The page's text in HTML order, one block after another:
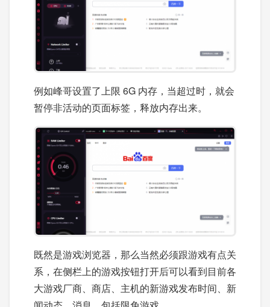
例如峰哥设置了上限 6G 内存，当超过时，就会
暂停非活动的页面标签，释放内存出来。
既然是游戏浏览器，那么当然必须跟游戏有点关
系，在侧栏上的游戏按钮打开后可以看到目前各
大游戏厂商、商店、主机的新游戏发布时间、新